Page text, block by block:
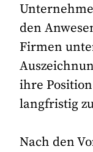
den
Firmen
ihre
langfristig
Nach den